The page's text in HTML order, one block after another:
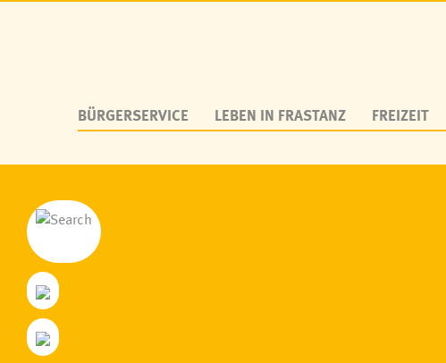
BÜRGERSERVICE LEBEN IN FRASTANZ FREIZEIT